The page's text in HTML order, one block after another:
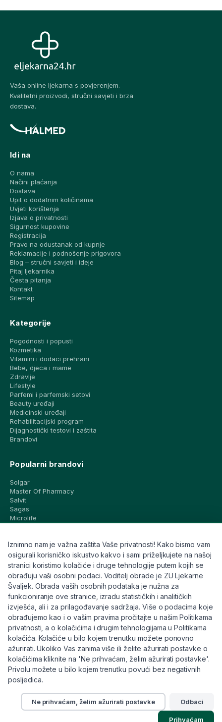
Vaša online ljekarna s povjerenjem.
Kvalitetni proizvodi, stručni savjeti i brza
dostava.
Idi na
O nama
Načini plaćanja
Dostava
Upit o dodatnim količinama
Uvjeti korištenja
Izjava o privatnosti
Sigurnost kupovine
Registracija
Pravo na odustanak od kupnje
Reklamacije i podnošenje prigovora
Blog – stručni savjeti i ideje
Pitaj ljekarnika
Česta pitanja
Kontakt
Sitemap
Kategorije
Pogodnosti i popusti
Kozmetika
Vitamini i dodaci prehrani
Bebe, djeca i mame
Zdravlje
Lifestyle
Parfemi i parfemski setovi
Beauty uređaji
Medicinski uređaji
Rehabilitacijski program
Dijagnostički testovi i zaštita
Brandovi
Popularni brandovi
Solgar
Master Of Pharmacy
Salvit
Sagas
Microlife
CeraVe
Eucerin
Avene
Bioderma
Svi brandovi
Info
Trebate pomoć ili imate pitanja?
+385 91 6191 901
info@eljekarna24.hr
© 2026 eljekarna24. Sva prava pridržana.
Iznimno nam je važna zaštita Vaše privatnosti! Kako bismo vam
osigurali korisničko iskustvo kakvo i sami priželjkujete na našoj
stranici koristimo kolačiće i druge tehnologije putem kojih se
obrađuju vaši osobni podaci. Voditelj obrade je ZU Ljekarne
Švaljek. Obrada vaših osobnih podataka je nužna za
funkcioniranje ove stranice, izradu statističkih i analitičkih
izvješća, ali i za prilagođavanje sadržaja. Više o podacima koje
obrađujemo kao i o vašim pravima pročitajte u našim Politikama
privatnosti, a o kolačićima i drugim tehnologijama u Politikama
kolačića. Kolačiće u bilo kojem trenutku možete ponovno
ažurirati. Ukoliko Vas zanima više ili želite ažurirati postavke o
kolačićima kliknite na 'Ne prihvaćam, želim ažurirati postavke'.
Privolu možete u bilo kojem trenutku povući bez negativnih
posljedica.
Ne prihvaćam, želim ažurirati postavke Odbaci
Prihvaćam